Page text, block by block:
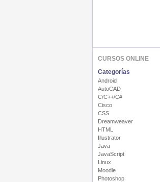
CURSOS ONLINE
Categorías
Android
AutoCAD
C/C++/C#
Cisco
CSS
Dreamweaver
HTML
Illustrator
Java
JavaScript
Linux
Moodle
Photoshop